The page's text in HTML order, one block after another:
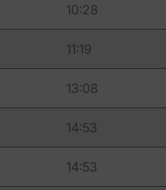
10:28
11:19
13:08
14:53
14:53